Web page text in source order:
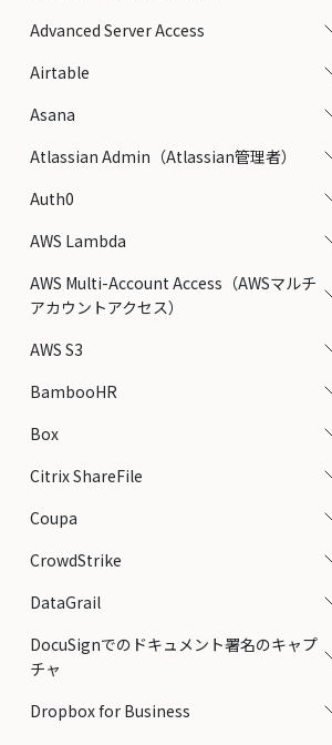
Advanced Server Access
Airtable
Asana
Atlassian Admin（Atlassian管理者）
Auth0
AWS Lambda
AWS Multi-Account Access（AWSマルチ
アカウントアクセス）
AWS S3
BambooHR
Box
Citrix ShareFile
Coupa
CrowdStrike
DataGrail
DocuSignでのドキュメント署名のキャプ
チャ
Dropbox for Business